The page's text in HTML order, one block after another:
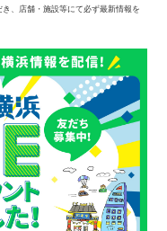
、店舗・施設等にて必ず最新情報を